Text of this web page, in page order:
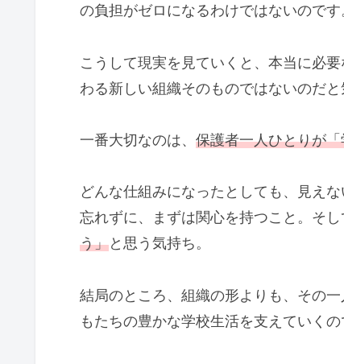
の負担がゼロになるわけではないのです
こうして現実を見ていくと、本当に必
わる新しい組織そのものではないのだと
一番大切なのは、 保護者一人ひとりが
どんな仕組みになったとしても、見え
忘れずに、まずは関心を持つこと。そし
う」と思う気持ち。
結局のところ、組織の形よりも、その
もたちの豊かな学校生活を支えていくの